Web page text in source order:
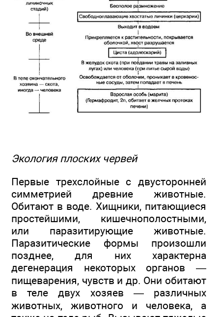
Экология плоских червей
Первые трехслойные с двусторонней
симметрией древние животные.
Обитают в воде. Хищники, питающиеся
простейшими, кишечнополостными,
или паразитирующие животные.
Паразитические формы произошли
позднее, для них характерна
дегенерация некоторых органов —
пищеварения, чувств и др. Они обитают
в теле двух хозяев — различных
животных, животного и человека, а